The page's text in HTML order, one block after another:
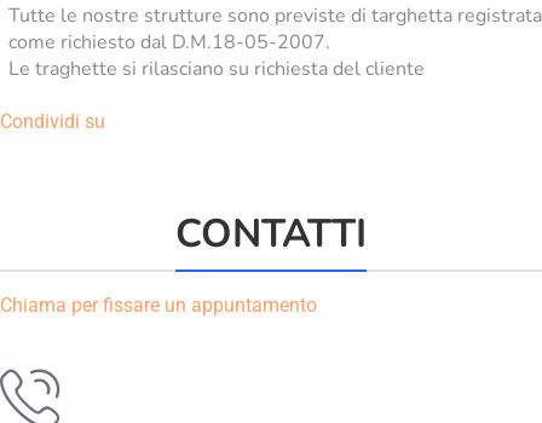
Tutte le nostre strutture sono previste di targhetta registrata
come richiesto dal D.M.18-05-2007.
Le traghette si rilasciano su richiesta del cliente
Condividi su
CONTATTI
Chiama per fissare un appuntamento